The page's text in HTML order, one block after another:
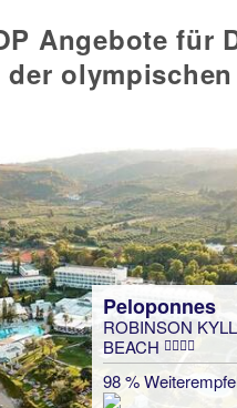
Angebote für
der olympischen
Peloponnes
ROBINSON
BEACH
98 %